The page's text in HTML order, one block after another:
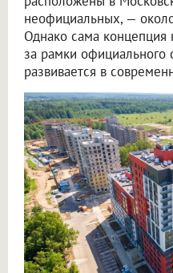
неофициальных, —
Однако сама концепция
за рамки официального
развивается в